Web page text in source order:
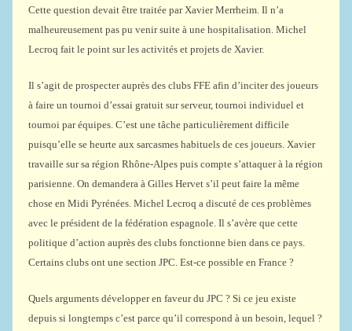
Cette question devait être traitée par Xavier Merrheim. Il n’a
malheureusement pas pu venir suite à une hospitalisation. Michel
Lecroq fait le point sur les activités et projets de Xavier.
Il s’agit de prospecter auprès des clubs FFE afin d’inciter des joueurs
à faire un tournoi d’essai gratuit sur serveur, tournoi individuel et
tournoi par équipes. C’est une tâche particulièrement difficile
puisqu’elle se heurte aux sarcasmes habituels de ces joueurs. Xavier
travaille sur sa région Rhône-Alpes puis compte s’attaquer à la région
parisienne. On demandera à Gilles Hervet s’il peut faire la même
chose en Midi Pyrénées. Michel Lecroq a discuté de ces problèmes
avec le président de la fédération espagnole. Il s’avère que cette
politique d’action auprès des clubs fonctionne bien dans ce pays.
Certains clubs ont une section JPC. Est-ce possible en France ?
Quels arguments développer en faveur du JPC ? Si ce jeu existe
depuis si longtemps c’est parce qu’il correspond à un besoin, lequel ?